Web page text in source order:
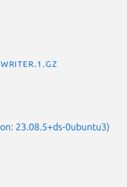
23.08.5+ds-0ubuntu3)